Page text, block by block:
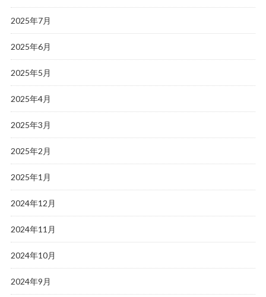
2025年7月
2025年6月
2025年5月
2025年4月
2025年3月
2025年2月
2025年1月
2024年12月
2024年11月
2024年10月
2024年9月